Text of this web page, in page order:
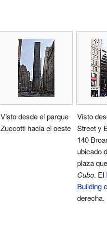
Visto desde el parque
Zuccotti hacia el oeste
Visto
Street y
140
ubicado
plaza
Cubo. El
Building
derecha.